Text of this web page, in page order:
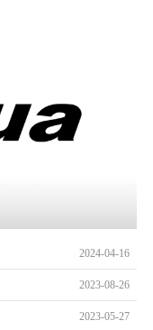
2024-04-16
2023-08-26
2023-05-27